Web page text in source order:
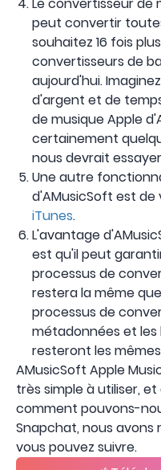
peut convertir
souhaitez 16 fois
convertisseurs de
aujourd'hui.
d'argent et de
de musique Apple
certainement
nous devrait
Une autre
d'AMusicSoft est de
iTunes.
L'avantage
est qu'il peut
processus de
restera la même
processus de
métadonnées et
resteront les
AMusicSoft Apple
très simple à utiliser,
comment pouvons-
Snapchat, nous
vous pouvez suivre.